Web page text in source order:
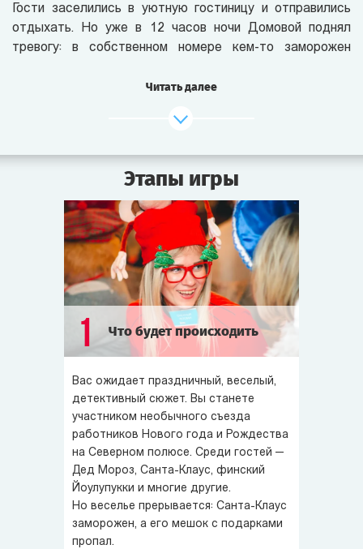
Гости заселились в уютную гостиницу и отправились
отдыхать. Но уже в 12 часов ночи Домовой поднял
тревогу: в собственном номере кем-то заморожен
гостиницы. Все вещи остались в номерах.
заморозил. Надо найти виновного!
Читать далее
Этапы игры
1 Что будет происходить
Вас ожидает праздничный, веселый,
детективный сюжет. Вы станете
участником необычного съезда
работников Нового года и Рождества
на Северном полюсе. Среди гостей —
Дед Мороз, Санта-Клаус, финский
Йоулупукки и многие другие.
Но веселье прерывается: Санта-Клаус
заморожен, а его мешок с подарками
пропал.